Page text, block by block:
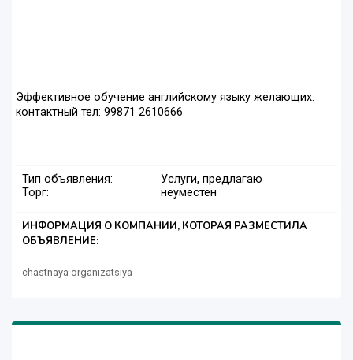
Эффективное обучение английскому языку желающих.
контактный тел: 99871 2610666
Тип объявления:
Услуги, предлагаю
Торг:
неуместен
ИНФОРМАЦИЯ О КОМПАНИИ, КОТОРАЯ РАЗМЕСТИЛА
ОБЪЯВЛЕНИЕ:
chastnaya organizatsiya